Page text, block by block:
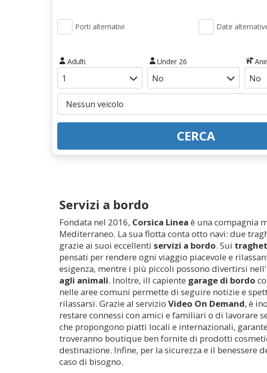
Porti alternativi Date
Adulti Under 26
CERCA
Servizi a bordo
Fondata nel 2016, Corsica Linea è una compagnia
Mediterraneo. La sua flotta conta otto navi: due
grazie ai suoi eccellenti servizi a bordo. Sui
pensati per rendere ogni viaggio piacevole e
esigenza, mentre i più piccoli possono divertirsi nell'
agli animali. Inoltre, ill capiente garage di bordo
nelle aree comuni permette di seguire notizie e
rilassarsi. Grazie al servizio Video On Demand, è
restare connessi con amici e familiari o di lavorare
che propongono piatti locali e internazionali,
troveranno boutique ben fornite di prodotti
destinazione. Infine, per la sicurezza e il benessere
caso di bisogno.